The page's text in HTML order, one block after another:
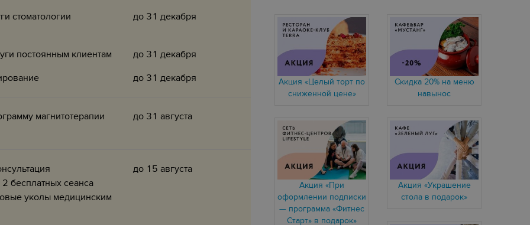
стоматологии
до 31 декабря
постоянным клиентам
до 31 декабря
до 31 декабря
магнитотерапии
до 31 августа
бесплатных сеанса
уколы медицинским
до 15 августа
Акция «Целый торт по
сниженной цене»
Скидка 20% на меню
навынос
Акция «При
оформлении подписки
— программа «Фитнес
Старт» в подарок»
Акция «Украшение
стола в подарок»